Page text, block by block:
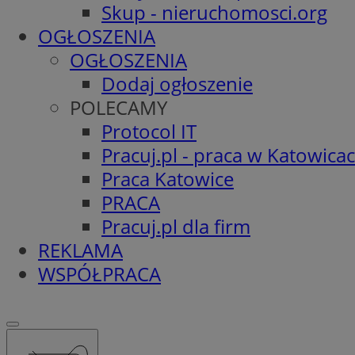
Skup - nieruchomosci.org
OGŁOSZENIA
OGŁOSZENIA
Dodaj ogłoszenie
POLECAMY
Protocol IT
Pracuj.pl - praca w
Praca Katowice
PRACA
Pracuj.pl dla firm
REKLAMA
WSPÓŁPRACA